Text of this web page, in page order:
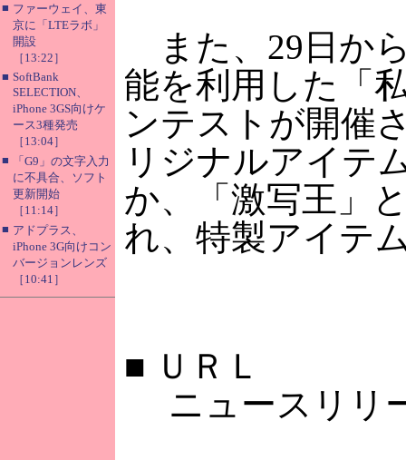
■ ファーウェイ、東
京に「LTEラボ」
開設
［13:22］
■ SoftBank
SELECTION、
iPhone 3GS向けケ
ース3種発売
［13:04］
■
「G9」の文字入力
に不具合、ソフト
更新開始
［11:14］
■ アドプラス、
iPhone 3G向けコン
バージョンレンズ
［10:41］
また、29日か
能を利用した「
ンテストが開催
リジナルアイテ
か、「激写王」
れ、特製アイテ
■ ＵＲＬ
ニュースリリ